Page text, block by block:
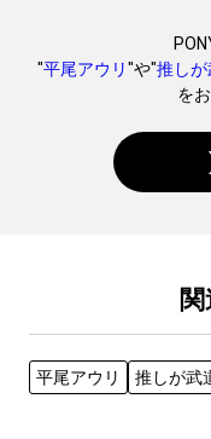
"平尾アウリ"や"推し
を
平尾アウリ 推しが武